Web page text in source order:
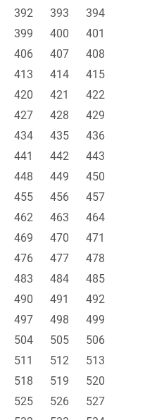
392 393
394
399 400
401
406 407
408
413 414
415
420 421
422
427 428
429
434 435
436
441 442
443
448 449
450
455 456
457
462 463
464
469 470
471
476 477
478
483 484
485
490 491
492
497 498
499
504 505
506
511 512
513
518 519
520
525 526
527